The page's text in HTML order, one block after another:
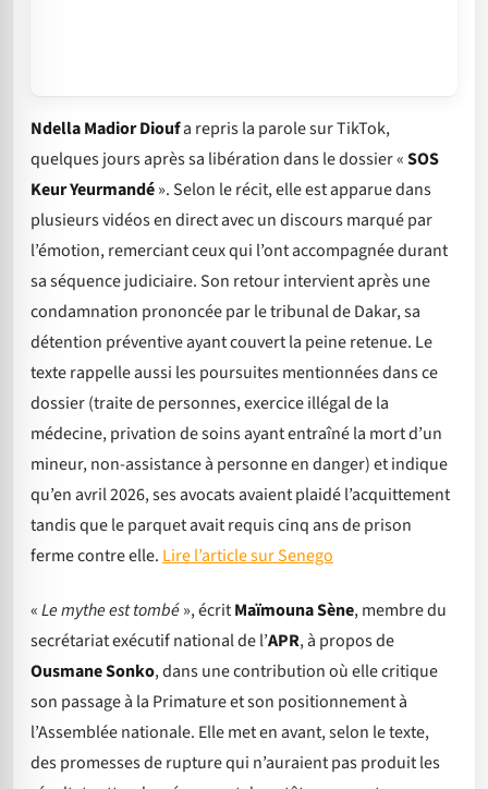
Ndella Madior Dioufa repris la parole sur TikTok,
quelques jours après sa libération dans le dossier «SOS
Keur Yeurmandé». Selon le récit, elle est apparue dans
plusieurs vidéos en direct avec un discours marqué par
l’émotion, remerciant ceux qui l’ont accompagnée durant
sa séquence judiciaire. Son retour intervient après une
condamnation prononcée par le tribunal de Dakar, sa
détention préventive ayant couvert la peine retenue. Le
texte rappelle aussi les poursuites mentionnées dans ce
dossier (traite de personnes, exercice illégal de la
médecine, privation de soins ayant entraîné la mort d’un
mineur, non-assistance à personne en danger) et indique
qu’en avril 2026, ses avocats avaient plaidé l’acquittement
tandis que le parquet avait requis cinq ans de prison
ferme contre elle. Lire l’article sur Senego
«Le mythe est tombé», écritMaïmouna Sène, membre du
secrétariat exécutif national de l’APR, à propos de
Ousmane Sonko, dans une contribution où elle critique
son passage à la Primature et son positionnement à
l’Assemblée nationale. Elle met en avant, selon le texte,
des promesses de rupture qui n’auraient pas produit les